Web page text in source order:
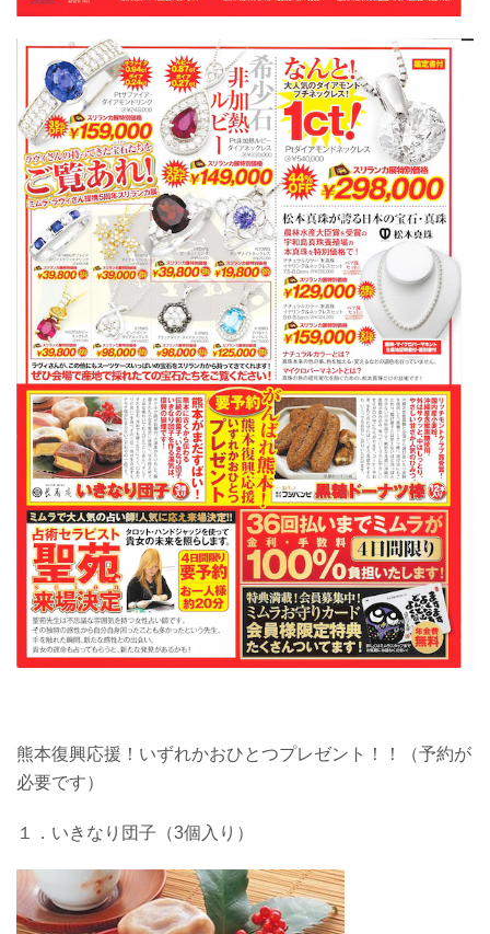
熊本復興応援！いずれかおひとつプレゼント！！（予約が
必要です）
１．いきなり団子（3個入り）